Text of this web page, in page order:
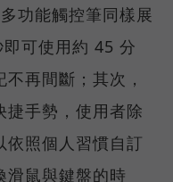
功能觸控筆同樣展
可使用約 45 分
再間斷；其次，
捷手勢，使用者除
依照個人習慣自訂
滑鼠與鍵盤的時